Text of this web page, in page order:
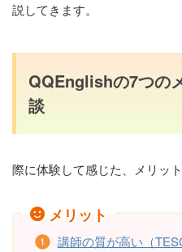
説してきます。
QQEnglishの7つの
談
際に体験して感じた、メリッ
メリット
講師の質が高い（